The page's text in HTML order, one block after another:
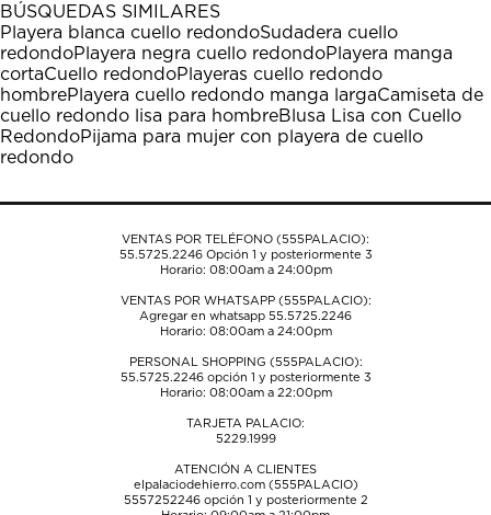
estrella
Esta
acción
abrirá
el
formulario
de
envío.
estrellas.
Esta
acción
abrirá
el
formulario
de
envío.
estrellas.
Esta
acción
abrirá
el
formulario
de
estrellas.
Esta
acción
abrirá
el
formulario
de
estrellas.
Esta
acción
abrirá
el
formulario
de
BÚSQUEDAS SIMILARES
Playera blanca cuello redondoSudadera cuello
redondoPlayera negra cuello redondoPlayera manga
cortaCuello redondoPlayeras cuello redondo
hombrePlayera cuello redondo manga largaCamiseta de
cuello redondo lisa para hombreBlusa Lisa con Cuello
RedondoPijama para mujer con playera de cuello
redondo
VENTAS POR TELÉFONO (555PALACIO):
55.5725.2246Opción 1 y posteriormente 3
Horario: 08:00am a 24:00pm
VENTAS POR WHATSAPP (555PALACIO):
Agregar en whatsapp 55.5725.2246
Horario: 08:00am a 24:00pm
PERSONAL SHOPPING (555PALACIO):
55.5725.2246opción 1 y posteriormente 3
Horario: 08:00am a 22:00pm
TARJETA PALACIO:
5229.1999
ATENCIÓN A CLIENTES
elpalaciodehierro.com (555PALACIO)
5557252246opción 1 y posteriormente 2